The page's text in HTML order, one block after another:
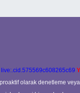
live:.cid.575569c608265c69
olarak denetleme